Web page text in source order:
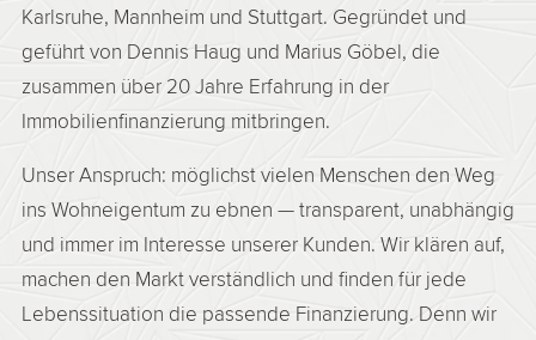
Karlsruhe, Mannheim und Stuttgart. Gegründet und
geführt von Dennis Haug und Marius Göbel, die
zusammen über 20 Jahre Erfahrung in der
Immobilienfinanzierung mitbringen.
Unser Anspruch: möglichst vielen Menschen den Weg
ins Wohneigentum zu ebnen — transparent, unabhängig
und immer im Interesse unserer Kunden. Wir klären auf,
machen den Markt verständlich und finden für jede
Lebenssituation die passende Finanzierung. Denn wir